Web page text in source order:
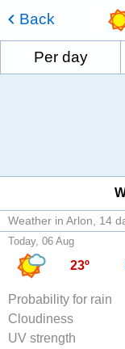
Back
Per day
Weather in Arlon 14
Today, 06 Aug
23º
Probability for rain
Cloudiness
UV strength